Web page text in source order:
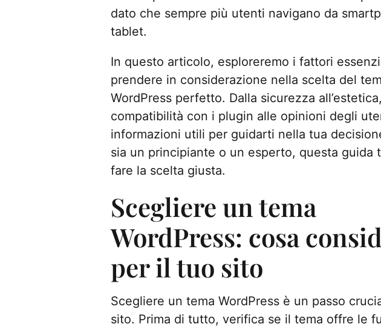
dato che sempre più utenti navigano da
tablet.
In questo articolo, esploreremo i fattori
prendere in considerazione nella scelta del
WordPress perfetto. Dalla sicurezza
compatibilità con i plugin alle opinioni degli
informazioni utili per guidarti nella tua
sia un principiante o un esperto, questa guida
fare la scelta giusta.
Scegliere un tema
WordPress: cosa
per il tuo sito
Scegliere un tema WordPress è un passo
sito. Prima di tutto, verifica se il tema offre le